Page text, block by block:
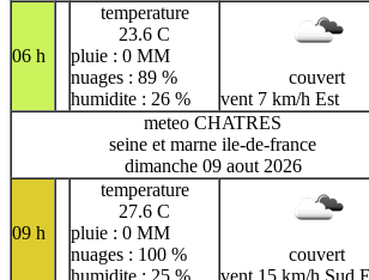
06 h
temperature
23.6 C
pluie : 0 MM
nuages : 89 %
humidite : 26 %
couvert
vent 7 km/h Est
meteo CHATRES
seine et marne ile-de-france
dimanche 09 aout 2026
09 h
temperature
27.6 C
pluie : 0 MM
nuages : 100 %
humidite : 25 %
couvert
vent 15 km/h Sud